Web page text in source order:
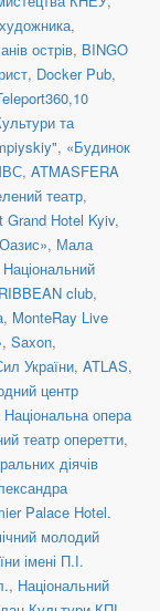
,
острів, BINGO
, Docker Pub,
та
, «Будинок
, ATMASFERA
театр,
Grand Hotel Kyiv,
, Мала
Національний
club,
, MonteRay Live
, Saxon,
України, ATLAS,
центр
Національна опера
театр оперетти,
діячів
Palace Hotel.
молодий
імені П.І.
, Національний